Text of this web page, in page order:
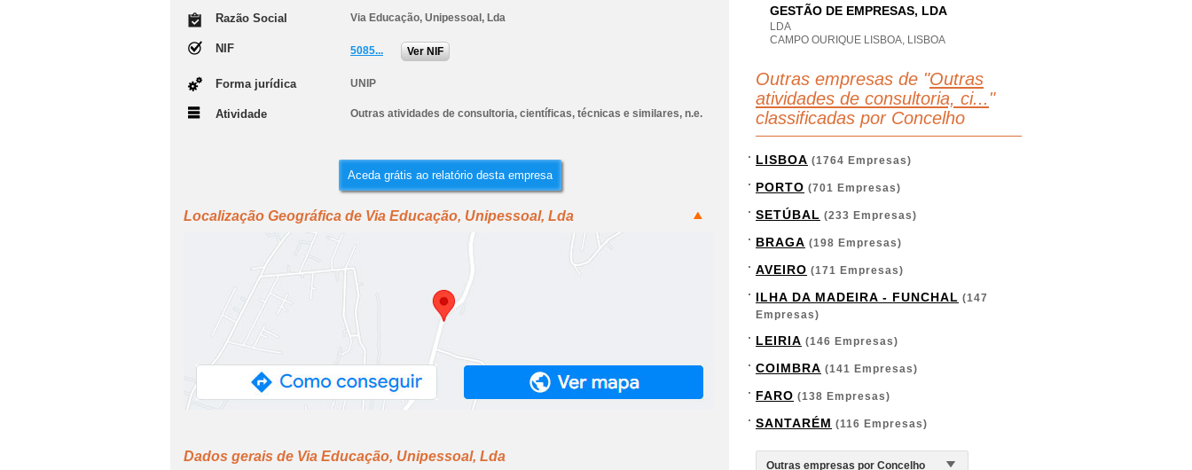
Razão Social Via Educação, Unipessoal, Lda
NIF 5085... Ver NIF
Forma jurídica UNIP
Atividade Outras atividades de consultoria, científicas, técnicas e similares, n.e.
Aceda grátis ao relatório desta empresa
Localização Geográfica de Via Educação, Unipessoal, Lda
Dados gerais de Via Educação, Unipessoal, Lda
GESTÃO DE EMPRESAS, LDA
LDA
CAMPO OURIQUE LISBOA, LISBOA
Outras empresas de "Outras
atividades de consultoria, ci... "
classificadas por Concelho
LISBOA (1764 Empresas)
PORTO (701 Empresas)
SETÚBAL (233 Empresas)
BRAGA (198 Empresas)
AVEIRO (171 Empresas)
ILHA DA MADEIRA - FUNCHAL (147
Empresas)
LEIRIA (146 Empresas)
COIMBRA (141 Empresas)
FARO (138 Empresas)
SANTARÉM (116 Empresas)